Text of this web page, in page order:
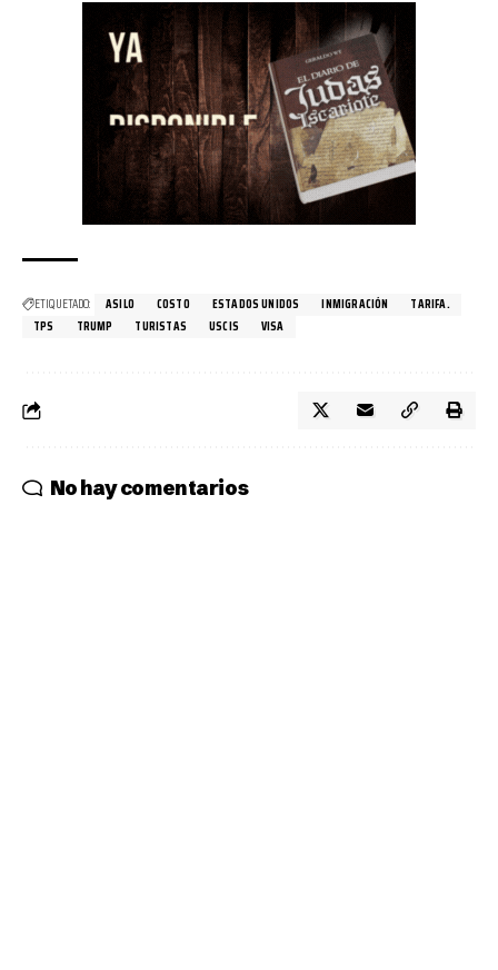
ETIQUETADO: ASILO COSTO ESTADOS UNIDOS INMIGRACIÓN
TARIFA.
TPS
TRUMP TURISTAS USCIS VISA
No hay comentarios